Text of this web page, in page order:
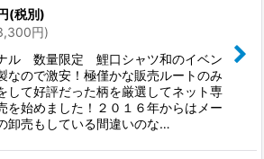
(税別)
円)
ル 数量限定 鯉口シャツ和のイベン
なので激安！極僅かな販売ルートのみ
して好評だった柄を厳選してネット専
を始めました！２０１６年からはメー
卸売もしている間違いのな…